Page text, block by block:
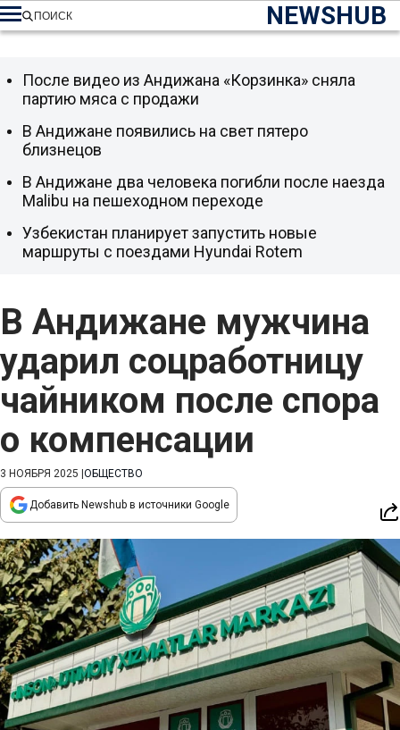
NEWSHUB
ПОИСК
В Андижане мужчина
ударил соцработницу
чайником после спора
о компенсации
3 НОЯБРЯ 2025 ОБЩЕСТВО
Добавить Newshub в источники Google
После видео из Андижана «Корзинка» сняла
партию мяса с продажи
В Андижане появились на свет пятеро
близнецов
В Андижане два человека погибли после наезда
Malibu на пешеходном переходе
Узбекистан планирует запустить новые
маршруты с поездами Hyundai Rotem